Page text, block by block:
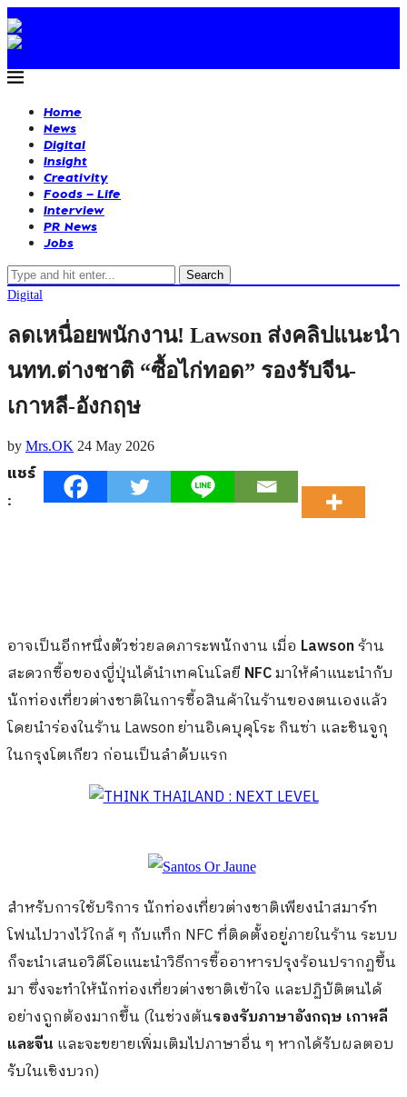
Home
News
Digital
Insight
Creativity
Foods – Life
Interview
PR News
Jobs
Search
Digital
ลดเหนื่อยพนักงาน! Lawson ส่งคลิปแนะนำ
นทท.ต่างชาติ “ซื้อไก่ทอด” รองรับจีน-
เกาหลี-อังกฤษ
by Mrs.OK 24 May 2026
แชร์
:
อาจเป็นอีกหนึ่งตัวช่วยลดภาระพนักงาน เมื่อ Lawsonร้าน
สะดวกซื้อของญี่ปุ่นได้นำเทคโนโลยี NFCมาให้คำแนะนำกับ
นักท่องเที่ยวต่างชาติในการซื้อสินค้าในร้านของตนเองแล้ว
โดยนำร่องในร้าน Lawson ย่านอิเคบุคุโระ กินซ่า และชินจูกุ
ในกรุงโตเกียว ก่อนเป็นลำดับแรก
สำหรับการใช้บริการ นักท่องเที่ยวต่างชาติเพียงนำสมาร์ท
โฟนไปวางไว้ใกล้ ๆ กับแท็ก NFC ที่ติดตั้งอยู่ภายในร้าน ระบบ
ก็จะนำเสนอวิดีโอแนะนำวิธีการซื้ออาหารปรุงร้อนปรากฏขึ้น
มา ซึ่งจะทำให้นักท่องเที่ยวต่างชาติเข้าใจ และปฏิบัติตนได้
อย่างถูกต้องมากขึ้น (ในช่วงต้นรองรับภาษาอังกฤษ เกาหลี
และจีน และจะขยายเพิ่มเติมไปภาษาอื่น ๆ หากได้รับผลตอบ
รับในเชิงบวก)